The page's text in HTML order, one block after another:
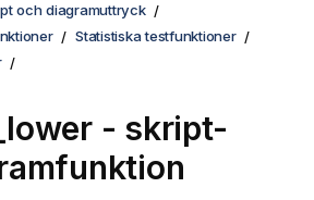
och diagramuttryck
Statistiska testfunktioner
- skript-